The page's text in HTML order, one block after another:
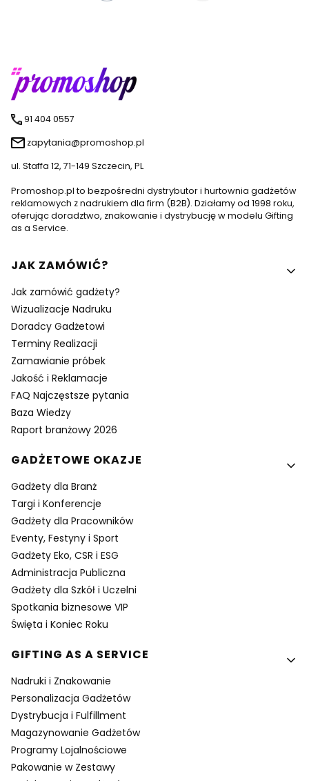
91 404 0557
zapytania@promoshop.pl
ul. Staffa 12, 71-149 Szczecin, PL
Promoshop.pl to bezpośredni dystrybutor i hurtownia gadżetów
reklamowych z nadrukiem dla firm (B2B). Działamy od 1998 roku,
oferując doradztwo, znakowanie i dystrybucję w modelu Gifting
as a Service.
Linki w stopce
JAK ZAMÓWIĆ?
Jak zamówić gadżety?
Wizualizacje Nadruku
Doradcy Gadżetowi
Terminy Realizacji
Zamawianie próbek
Jakość i Reklamacje
FAQ Najczęstsze pytania
Baza Wiedzy
Raport branżowy 2026
GADŻETOWE OKAZJE
Gadżety dla Branż
Targi i Konferencje
Gadżety dla Pracowników
Eventy, Festyny i Sport
Gadżety Eko, CSR i ESG
Administracja Publiczna
Gadżety dla Szkół i Uczelni
Spotkania biznesowe VIP
Święta i Koniec Roku
GIFTING AS A SERVICE
Nadruki i Znakowanie
Personalizacja Gadżetów
Dystrybucja i Fulfillment
Magazynowanie Gadżetów
Programy Lojalnościowe
Pakowanie w Zestawy